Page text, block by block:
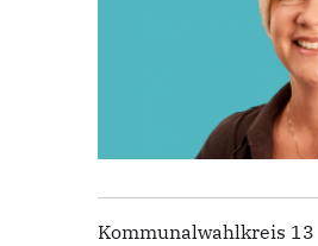
Kommunalwahlkreis 13